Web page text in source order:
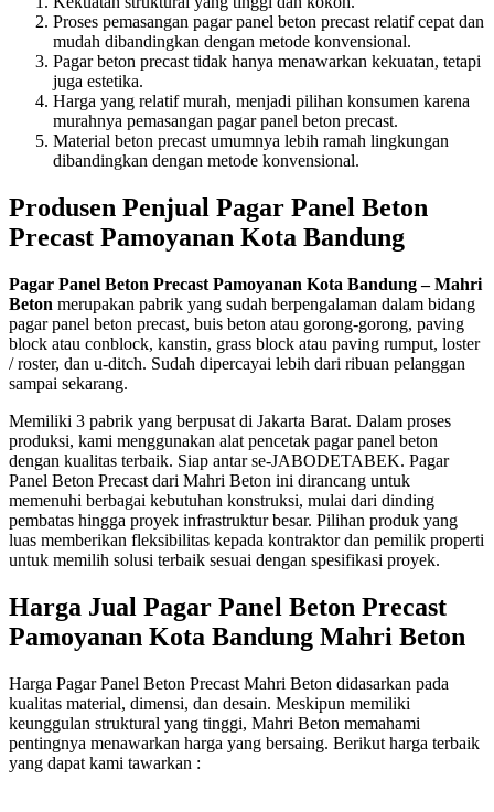
Proses pemasangan pagar panel beton precast relatif cepat dan
mudah dibandingkan dengan metode konvensional.
Pagar beton precast tidak hanya menawarkan kekuatan, tetapi
juga estetika.
Harga yang relatif murah, menjadi pilihan konsumen karena
murahnya pemasangan pagar panel beton precast.
Material beton precast umumnya lebih ramah lingkungan
dibandingkan dengan metode konvensional.
Produsen Penjual Pagar Panel Beton
Precast Pamoyanan Kota Bandung
Pagar Panel Beton Precast Pamoyanan Kota Bandung – Mahri
Beton merupakan pabrik yang sudah berpengalaman dalam bidang
pagar panel beton precast, buis beton atau gorong-gorong, paving
block atau conblock, kanstin, grass block atau paving rumput, loster
/ roster, dan u-ditch. Sudah dipercayai lebih dari ribuan pelanggan
sampai sekarang.
Memiliki 3 pabrik yang berpusat di Jakarta Barat. Dalam proses
produksi, kami menggunakan alat pencetak pagar panel beton
dengan kualitas terbaik. Siap antar se-JABODETABEK. Pagar
Panel Beton Precast dari Mahri Beton ini dirancang untuk
memenuhi berbagai kebutuhan konstruksi, mulai dari dinding
pembatas hingga proyek infrastruktur besar. Pilihan produk yang
luas memberikan fleksibilitas kepada kontraktor dan pemilik properti
untuk memilih solusi terbaik sesuai dengan spesifikasi proyek.
Harga Jual Pagar Panel Beton Precast
Pamoyanan Kota Bandung Mahri Beton
Harga Pagar Panel Beton Precast Mahri Beton didasarkan pada
kualitas material, dimensi, dan desain. Meskipun memiliki
keunggulan struktural yang tinggi, Mahri Beton memahami
pentingnya menawarkan harga yang bersaing. Berikut harga terbaik
yang dapat kami tawarkan :